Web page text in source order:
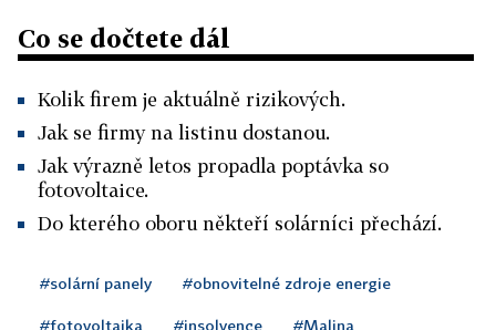
Co se dočtete dál
Kolik firem je aktuálně rizikových.
Jak se firmy na listinu dostanou.
Jak výrazně letos propadla poptávka so
fotovoltaice.
Do kterého oboru někteří solárníci přechází.
#solární panely #obnovitelné zdroje energie
#fotovoltaika #insolvence #Malina